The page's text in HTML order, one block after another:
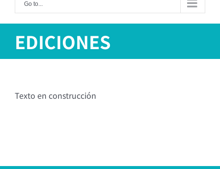
Go to...
EDICIONES
Texto en construcción